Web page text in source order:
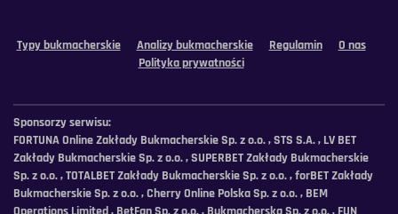
Typy bukmacherskie Analizy bukmacherskie Regulamin
O nas
Polityka prywatności
Sponsorzy serwisu:
FORTUNA Online Zakłady Bukmacherskie Sp. z o.o. , STS S.A. , LV BET
Zakłady Bukmacherskie Sp. z o.o. , SUPERBET Zakłady Bukmacherskie
Sp. z o.o. , TOTALBET Zakłady Bukmacherskie Sp. z o.o. , forBET Zakłady
Bukmacherskie Sp. z o.o. , Cherry Online Polska Sp. z o.o. , BEM